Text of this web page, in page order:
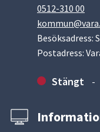
0512-310 00
Besöksadress:
Postadress:
Stängt